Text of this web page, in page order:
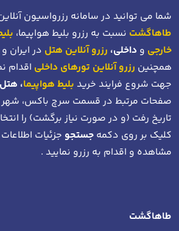
شما می توانید در سامانه رزرواسیون
طاهاگشت نسبت به رزرو بلیط هواپیما،
خارجی و داخلی، رزرو آنلاین هتل در ایران
همچنین رزرو آنلاین تورهای داخلی اقدام
جهت شروع فرایند خرید بلیط هواپیما،
صفحات مرتبط در قسمت سرچ باکس، شهر
تاریخ رفت (و در صورت نیاز برگشت) را
کلیک بر روی دکمه جستجو جزئیات
مشاهده و اقدام به رزرو نمایید .
طاهاگشت